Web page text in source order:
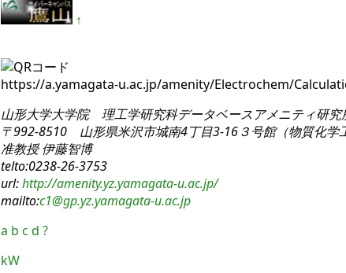
↑
https://a.yamagata-u.ac.jp/amenity/Electrochem/
山形大学大学院 理工学研究科データベースアメニティ研究
〒992-8510 山形県米沢市城南4丁目3-16３号館（物質化学
准教授 伊藤智博
telto:0238-26-3753
url:http://amenity.yz.yamagata-u.ac.jp/
mailto:c1@gp.yz.yamagata-u.ac.jp
a b c d ?
kW